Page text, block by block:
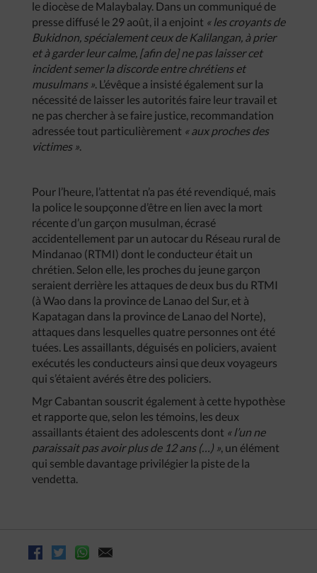
le diocèse de Malaybalay. Dans un communiqué de
presse diffusé le 29 août, il a enjoint « les croyants de
Bukidnon, spécialement ceux de Kalilangan, à prier
et à garder leur calme, [afin de] ne pas laisser cet
incident semer la discorde entre chrétiens et
musulmans ». L’évêque a insisté également sur la
nécessité de laisser les autorités faire leur travail et
ne pas chercher à se faire justice, recommandation
adressée tout particulièrement « aux proches des
victimes ».
Pour l’heure, l’attentat n’a pas été revendiqué, mais
la police le soupçonne d’être en lien avec la mort
récente d’un garçon musulman, écrasé
accidentellement par un autocar du Réseau rural de
Mindanao (RTMI) dont le conducteur était un
chrétien. Selon elle, les proches du jeune garçon
seraient derrière les attaques de deux bus du RTMI
(à Wao dans la province de Lanao del Sur, et à
Kapatagan dans la province de Lanao del Norte),
attaques dans lesquelles quatre personnes ont été
tuées. Les assaillants, déguisés en policiers, avaient
exécutés les conducteurs ainsi que deux voyageurs
qui s’étaient avérés être des policiers.
Mgr Cabantan souscrit également à cette hypothèse
et rapporte que, selon les témoins, les deux
assaillants étaient des adolescents dont « l’un ne
paraissait pas avoir plus de 12 ans (…) », un élément
qui semble davantage privilégier la piste de la
vendetta.